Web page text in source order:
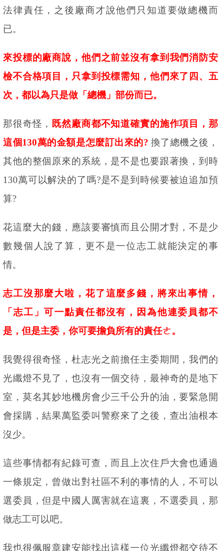
法律責任，之後廠商才說他們只知道要做總機而
已。
來投標的廠商說，他們之前並沒有拿到我們消防安
檢不合格項目，只拿到投標需知，他們來了四、五
次，都以為只是做「總機」部份而已。
那很奇怪， 既然廠商都不知道確實的施作項目，那
這個130萬的金額是怎麼訂出來的? 換了總機之後，
其他的整個原來的系統，是不是也要跟著換，到時
130萬可以解決的了嗎?是不是到時候要被迫追加預
算?
花這麼大的錢，應該要審慎而且公開才對，不是少
數幾個人說了算，更不是一位志工就能決定的事
情。
志工沒那麼大啦，花了這麼多錢，將來出事情，
「志工」可一點責任都沒有，因為他連委員都不
是，但是主委，你可要擔負所有的責任ㄜ。
我覺得很奇怪，杜志光之前擔任主委期間，我們的
光纖燈不見了，也沒有一個交待，最神奇的是地下
室，莫名其妙地機房會少三千公升的油，要緊急開
會採購，結果萬監委叫警察來了之後，查出油根本
沒少。
這些事情都有紀錄可查，而且上次住戶大會也通過
一條規定，曾做出對社區不利的事情的人，不可以
選委員，但是中國人厲害就在這裏，不選委員，那
做志工可以吧。
我也很佩服章建安能找出這樣一位光纖燈都交待不